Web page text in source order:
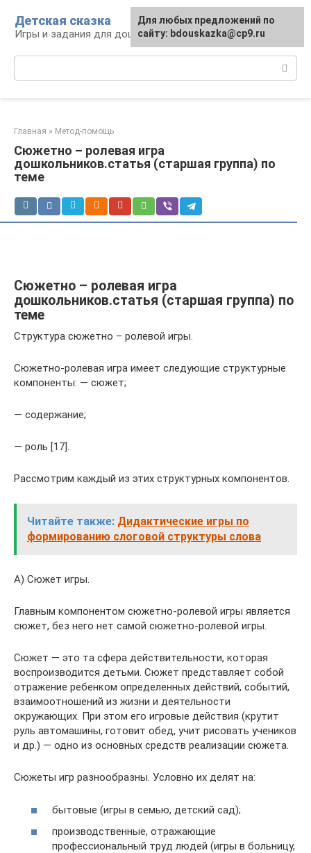
контенту
Детская сказка
Игры и задания для дошкольников
Главная » Метод-помощь
Сюжетно – ролевая игра
дошкольников.статья (старшая группа) по
теме
Сюжетно – ролевая игра
дошкольников.статья (старшая группа) по
теме
Структура сюжетно – ролевой игры.
Сюжетно-ролевая игра имеет следующие структурные
компоненты: — сюжет;
— содержание;
— роль [17].
Рассмотрим каждый из этих структурных компонентов.
Читайте также: Дидактические игры по
формированию слоговой структуры слова
А) Сюжет игры.
Главным компонентом сюжетно-ролевой игры является
сюжет, без него нет самой сюжетно-ролевой игры.
Сюжет — это та сфера действительности, которая
воспроизводится детьми. Сюжет представляет собой
отражение ребенком определенных действий, событий,
взаимоотношений из жизни и деятельности
окружающих. При этом его игровые действия (крутит
руль автомашины, готовит обед, учит рисовать учеников
и др.) — одно из основных средств реализации сюжета.
Сюжеты игр разнообразны. Условно их делят на:
бытовые (игры в семью, детский сад);
производственные, отражающие
профессиональный труд людей (игры в больницу,
Для любых предложений по
сайту: bdouskazka@cp9.ru